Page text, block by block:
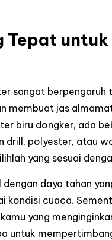
Tepat
sangat
membuat jas
biru dongker, ada
drill, polyester, atau
yang sesuai
daya tahan
kondisi cuaca.
yang
untuk